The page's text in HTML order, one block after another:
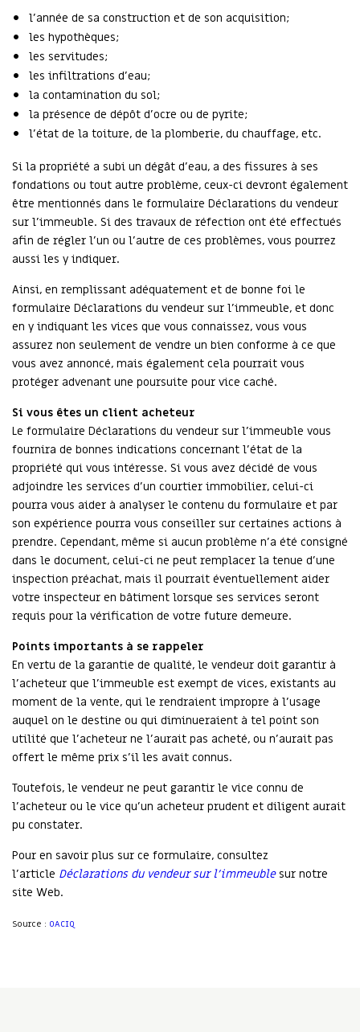
l’année de sa construction et de son acquisition;
les hypothèques;
les servitudes;
les infiltrations d’eau;
la contamination du sol;
la présence de dépôt d’ocre ou de pyrite;
l’état de la toiture, de la plomberie, du chauffage, etc.
Si la propriété a subi un dégât d’eau, a des fissures à ses
fondations ou tout autre problème, ceux-ci devront également
être mentionnés dans le formulaire Déclarations du vendeur
sur l’immeuble. Si des travaux de réfection ont été effectués
afin de régler l’un ou l’autre de ces problèmes, vous pourrez
aussi les y indiquer.
Ainsi, en remplissant adéquatement et de bonne foi le
formulaire Déclarations du vendeur sur l’immeuble, et donc
en y indiquant les vices que vous connaissez, vous vous
assurez non seulement de vendre un bien conforme à ce que
vous avez annoncé, mais également cela pourrait vous
protéger advenant une poursuite pour vice caché.
Si vous êtes un client acheteur
Le formulaire Déclarations du vendeur sur l’immeuble vous
fournira de bonnes indications concernant l’état de la
propriété qui vous intéresse. Si vous avez décidé de vous
adjoindre les services d’un courtier immobilier, celui-ci
pourra vous aider à analyser le contenu du formulaire et par
son expérience pourra vous conseiller sur certaines actions à
prendre. Cependant, même si aucun problème n’a été consigné
dans le document, celui-ci ne peut remplacer la tenue d’une
inspection préachat, mais il pourrait éventuellement aider
votre inspecteur en bâtiment lorsque ses services seront
requis pour la vérification de votre future demeure.
Points importants à se rappeler
En vertu de la garantie de qualité, le vendeur doit garantir à
l’acheteur que l’immeuble est exempt de vices, existants au
moment de la vente, qui le rendraient impropre à l’usage
auquel on le destine ou qui diminueraient à tel point son
utilité que l’acheteur ne l’aurait pas acheté, ou n’aurait pas
offert le même prix s’il les avait connus.
Toutefois, le vendeur ne peut garantir le vice connu de
l’acheteur ou le vice qu’un acheteur prudent et diligent aurait
pu constater.
Pour en savoir plus sur ce formulaire, consultez
l’article Déclarations du vendeur sur l’immeublesur notre
site Web.
Source : OACIQ